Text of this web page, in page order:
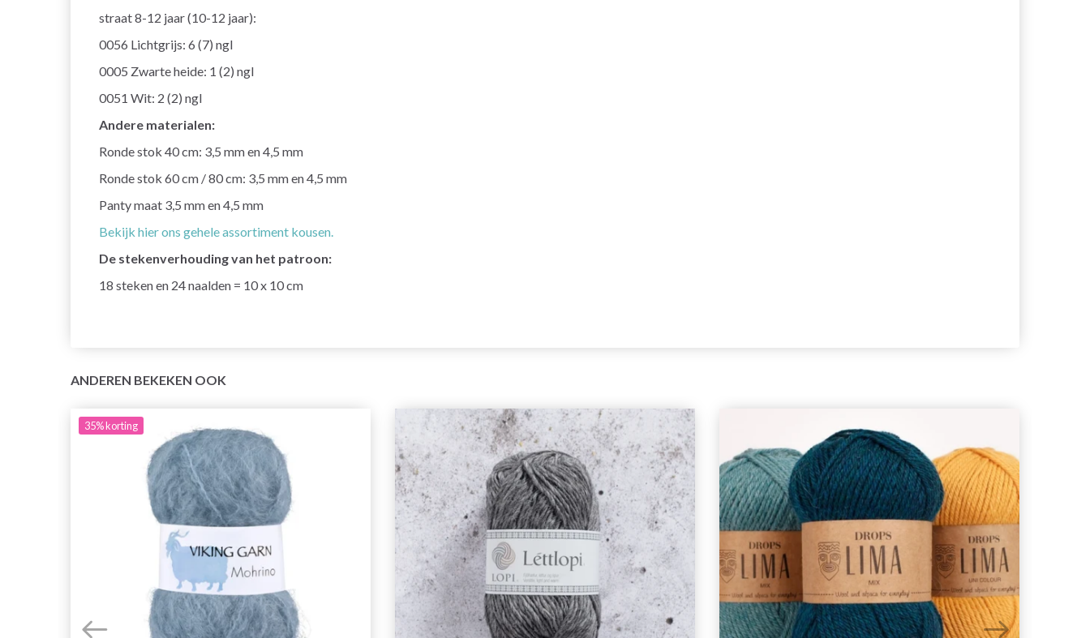
straat 8-12 jaar (10-12 jaar):
0056 Lichtgrijs: 6 (7) ngl
0005 Zwarte heide: 1 (2) ngl
0051 Wit: 2 (2) ngl
Andere materialen:
Ronde stok 40 cm: 3,5 mm en 4,5 mm
Ronde stok 60 cm / 80 cm: 3,5 mm en 4,5 mm
Panty maat 3,5 mm en 4,5 mm
Bekijk hier ons gehele assortiment kousen.
De stekenverhouding van het patroon:
18 steken en 24 naalden = 10 x 10 cm
ANDEREN BEKEKEN OOK
35%korting